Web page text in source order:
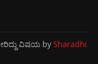
ವಿಷಯ bySharadhi